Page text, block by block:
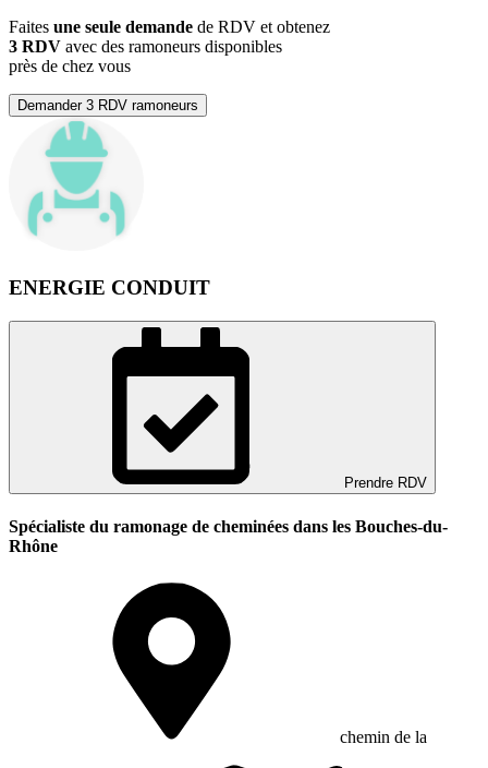
Faites une seule demande de RDV et obtenez
3 RDV avec des ramoneurs disponibles
près de chez vous
Demander 3 RDV ramoneurs
ENERGIE CONDUIT
Prendre RDV
Spécialiste du ramonage de cheminées dans les Bouches-du-
Rhône
chemin de la